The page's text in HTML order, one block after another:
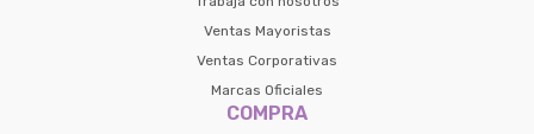
Ventas Mayoristas
Ventas Corporativas
Marcas Oficiales
COMPRA